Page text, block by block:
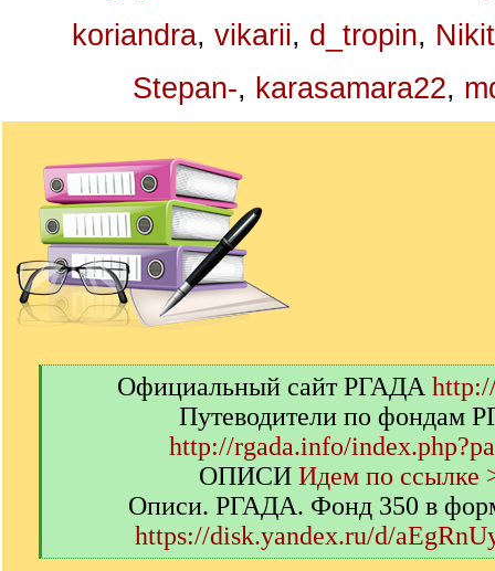
koriandra, vikarii, d_tropin,
Stepan-, karasamara22,
Официальный сайт РГАДА
Путеводители по фондам
http://rgada.info/
ОПИСИ Идем по ссылке
Описи. РГАДА. Фонд 350 в
https://disk.yandex.ru/d/
[